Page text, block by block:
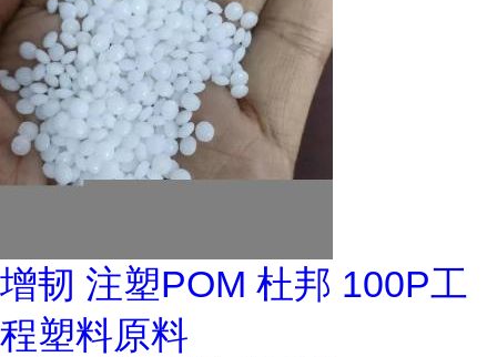
增韧 注塑POM 杜邦 100P工
程塑料原料